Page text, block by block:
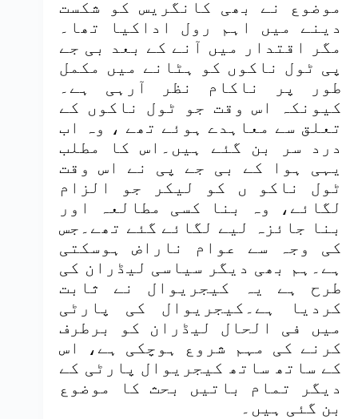
موضوع نے بھی کانگریس کو شکست
دینے میں اہم رول اداکیا تھا۔
مگر اقتدار میں آنے کے بعد بی جے
پی ٹول ناکوں کو ہٹانے میں مکمل
طور پر ناکام نظر آرہی ہے۔
کیونکہ اس وقت جو ٹول ناکوں کے
تعلق سے معاہدے ہوئے تھے ، وہ اب
درد سر بن گئے ہیں۔اس کا مطلب
یہی ہوا کے بی جے پی نے اس وقت
ٹول ناکو ں کو لیکر جو الزام
لگائے، وہ بنا کسی مطالعہ اور
بنا جائزہ لیے لگائے گئے تھے۔جس
کی وجہ سے عوام ناراض ہوسکتی
ہے۔ہم بھی دیگر سیاسی لیڈران کی
طرح ہے یہ کیجریوال نے ثابت
کردیا ہے۔کیجریوال کی پارٹی
میں فی الحال لیڈران کو برطرف
کرنے کی مہم شروع ہوچکی ہے، اس
کے ساتھ ساتھ کیجریوال پارٹی کے
دیگر تمام باتیں بحث کا موضوع
بن گئی ہیں۔